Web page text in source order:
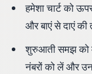
हमेशा चार्ट को
और बाएं से दाएं
शुरुआती समझ को
नंबरों को लें और